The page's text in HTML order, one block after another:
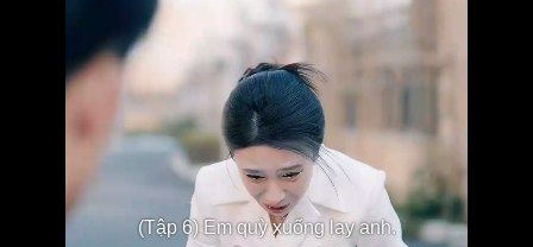
(Tập 6) Em quỳ xuống lạy anh.